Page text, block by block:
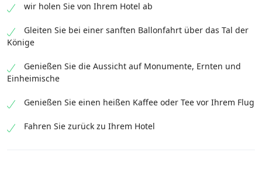
wir holen Sie von Ihrem Hotel ab
Gleiten Sie bei einer sanften Ballonfahrt über das Tal der
Könige
Genießen Sie die Aussicht auf Monumente, Ernten und
Einheimische
Genießen Sie einen heißen Kaffee oder Tee vor Ihrem Flug
Fahren Sie zurück zu Ihrem Hotel